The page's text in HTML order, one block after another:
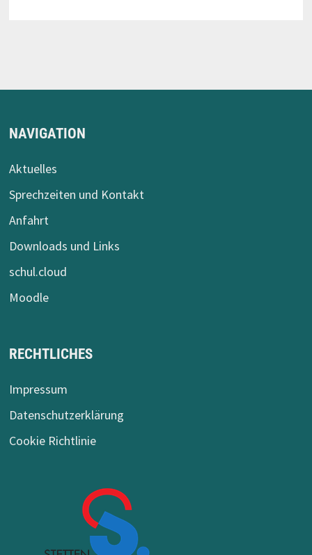
NAVIGATION
Aktuelles
Sprechzeiten und Kontakt
Anfahrt
Downloads und Links
schul.cloud
Moodle
RECHTLICHES
Impressum
Datenschutzerklärung
Cookie Richtlinie